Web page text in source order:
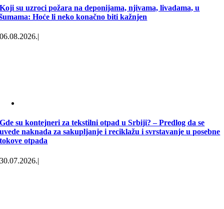
Koji su uzroci požara na deponijama, njivama, livadama, u
šumama: Hoće li neko konačno biti kažnjen
06.08.2026.|
Gde su kontejneri za tekstilni otpad u Srbiji? – Predlog da se
uvede naknada za sakupljanje i reciklažu i svrstavanje u posebne
tokove otpada
30.07.2026.|